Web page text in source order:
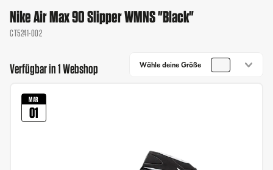
Nike Air Max 90 Slipper WMNS "Black"
CT5241-002
Verfügbar in 1 Webshop Wähle deine Größe
MAR
01